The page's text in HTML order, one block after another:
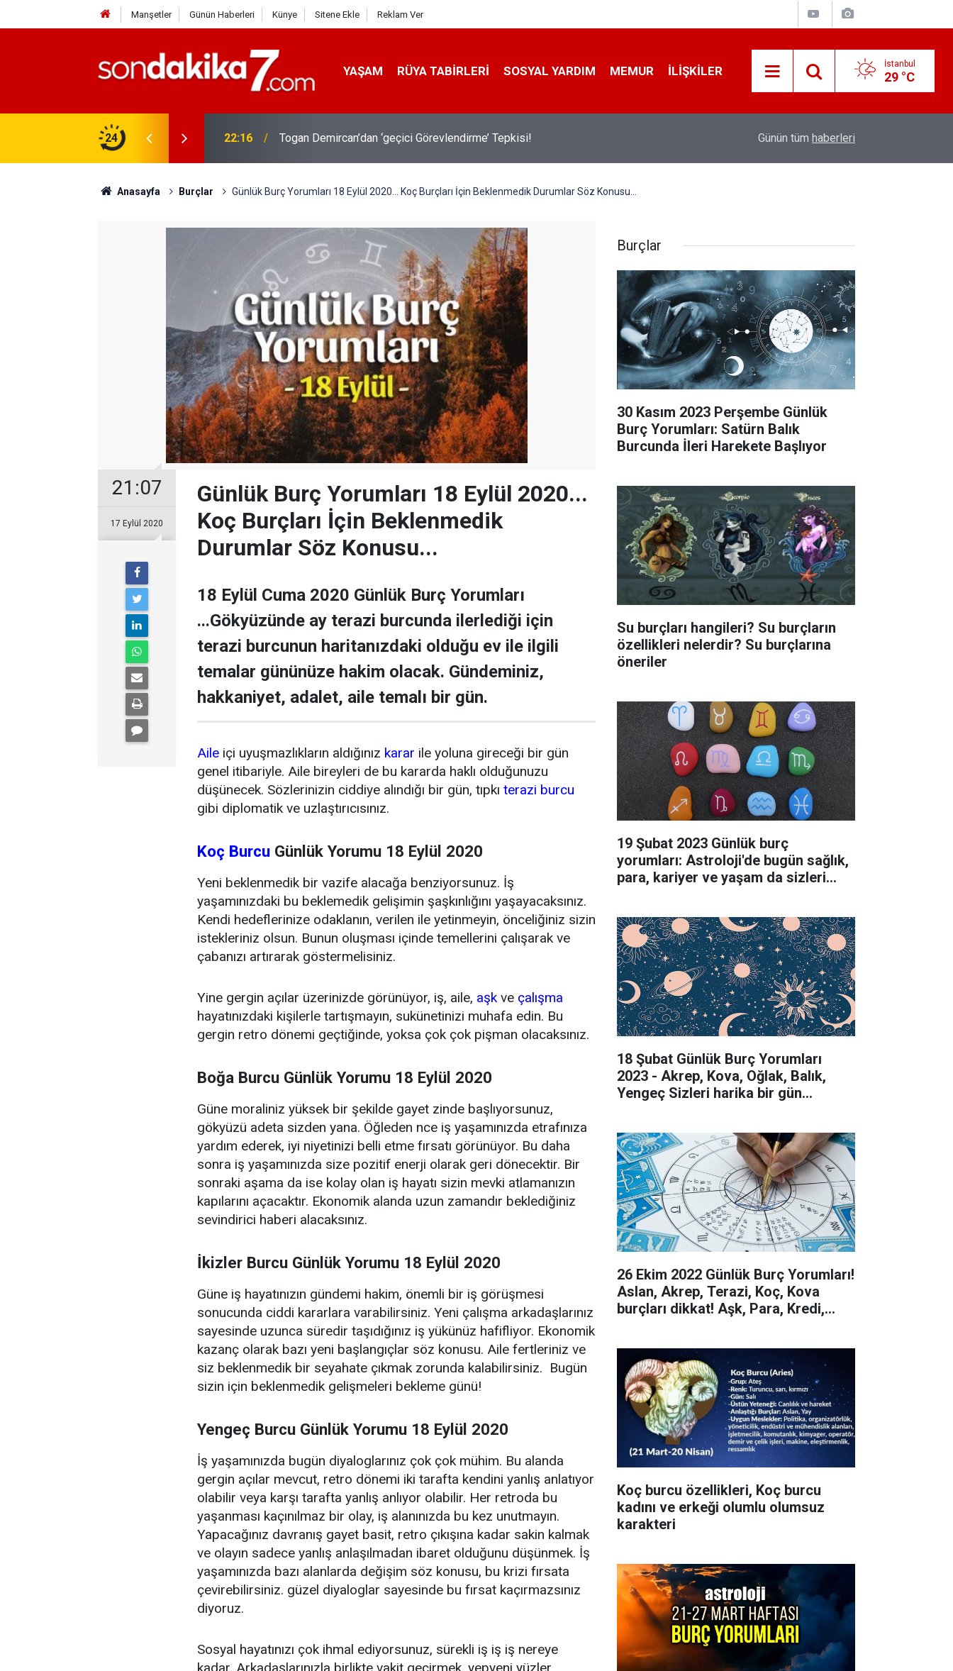
Manşetler Günün Haberleri Künye Sitene Ekle Reklam Ver
YAŞAM RÜYA TABIRLERI SOSYAL YARDIM MEMUR İLIŞKILER İstanbul
29 °C
24 22:16 Togan Demircan’dan ‘geçici Görevlendirme’ Tepkisi! Sıcak Havalarda Ödem Şikayetini Hafife
Günün tüm haberleri
Anasayfa Burçlar Günlük Burç Yorumları 18 Eylül 2020... Koç Burçları İçin Beklenmedik Durumlar Söz Konusu...
21:07
17 Eylül 2020
Günlük Burç Yorumları 18 Eylül 2020...
Koç Burçları İçin Beklenmedik
Durumlar Söz Konusu...
18 Eylül Cuma 2020 Günlük Burç Yorumları
...Gökyüzünde ay terazi burcunda ilerlediği için
terazi burcunun haritanızdaki olduğu ev ile ilgili
temalar gününüze hakim olacak. Gündeminiz,
hakkaniyet, adalet, aile temalı bir gün.
Aile içi uyuşmazlıkların aldığınız karar ile yoluna gireceği bir gün
genel itibariyle. Aile bireyleri de bu kararda haklı olduğunuzu
düşünecek. Sözlerinizin ciddiye alındığı bir gün, tıpkı terazi burcu
gibi diplomatik ve uzlaştırıcısınız.
Koç Burcu Günlük Yorumu 18 Eylül 2020
Yeni beklenmedik bir vazife alacağa benziyorsunuz. İş
yaşamınızdaki bu beklemedik gelişimin şaşkınlığını yaşayacaksınız.
Kendi hedeflerinize odaklanın, verilen ile yetinmeyin, önceliğiniz sizin
istekleriniz olsun. Bunun oluşması içinde temellerini çalışarak ve
çabanızı artırarak göstermelisiniz.
Yine gergin açılar üzerinizde görünüyor, iş, aile, aşkve çalışma
hayatınızdaki kişilerle tartışmayın, sukünetinizi muhafa edin. Bu
gergin retro dönemi geçtiğinde, yoksa çok çok pişman olacaksınız.
Boğa Burcu Günlük Yorumu 18 Eylül 2020
Güne moraliniz yüksek bir şekilde gayet zinde başlıyorsunuz,
gökyüzü adeta sizden yana. Öğleden nce iş yaşamınızda etrafınıza
yardım ederek, iyi niyetinizi belli etme fırsatı görünüyor. Bu daha
sonra iş yaşamınızda size pozitif enerji olarak geri dönecektir. Bir
sonraki aşama da ise kolay olan iş hayatı sizin mevki atlamanızın
kapılarını açacaktır. Ekonomik alanda uzun zamandır beklediğiniz
sevindirici haberi alacaksınız.
İkizler Burcu Günlük Yorumu 18 Eylül 2020
Güne iş hayatınızın gündemi hakim, önemli bir iş görüşmesi
sonucunda ciddi kararlara varabilirsiniz. Yeni çalışma arkadaşlarınız
sayesinde uzunca süredir taşıdığınız iş yükünüz hafifliyor. Ekonomik
kazanç olarak bazı yeni başlangıçlar söz konusu. Aile fertleriniz ve
siz beklenmedik bir seyahate çıkmak zorunda kalabilirsiniz. Bugün
sizin için beklenmedik gelişmeleri bekleme günü!
Yengeç Burcu Günlük Yorumu 18 Eylül 2020
İş yaşamınızda bugün diyaloglarınız çok çok mühim. Bu alanda
gergin açılar mevcut, retro dönemi iki tarafta kendini yanlış anlatıyor
olabilir veya karşı tarafta yanlış anlıyor olabilir. Her retroda bu
yaşanması kaçınılmaz bir olay, iş alanınızda bu kez unutmayın.
Yapacağınız davranış gayet basit, retro çıkışına kadar sakin kalmak
ve olayın sadece yanlış anlaşılmadan ibaret olduğunu düşünmek. İş
yaşamınızda bazı alanlarda değişim söz konusu, bu krizi fırsata
çevirebilirsiniz. güzel diyaloglar sayesinde bu fırsat kaçırmazsınız
diyoruz.
Sosyal hayatınızı çok ihmal ediyorsunuz, sürekli iş iş iş nereye
Burçlar
30 Kasım 2023 Perşembe Günlük
Burç Yorumları: Satürn Balık
Burcunda İleri Harekete Başlıyor
Su burçları hangileri? Su burçların
özellikleri nelerdir? Su burçlarına
öneriler
19 Şubat 2023 Günlük burç
yorumları: Astroloji'de bugün sağlık,
para, kariyer ve yaşam da sizleri
18 Şubat Günlük Burç Yorumları
2023 - Akrep, Kova, Oğlak, Balık,
Yengeç Sizleri harika bir gün
26 Ekim 2022 Günlük Burç Yorumları!
Aslan, Akrep, Terazi, Koç, Kova
burçları dikkat! Aşk, Para, Kredi,
Koç burcu özellikleri, Koç burcu
kadını ve erkeği olumlu olumsuz
karakteri